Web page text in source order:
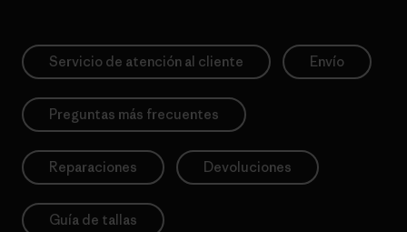
Servicio de atención al cliente Envío
Preguntas más frecuentes
Reparaciones Devoluciones
Guía de tallas